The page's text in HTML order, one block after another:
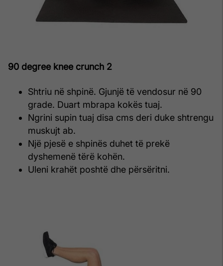
90 degree knee crunch 2
Shtriu në shpinë. Gjunjë të vendosur në 90
grade. Duart mbrapa kokës tuaj.
Ngrini supin tuaj disa cms deri duke shtrengu
muskujt ab.
Një pjesë e shpinës duhet të prekë
dyshemenë tërë kohën.
Uleni krahët poshtë dhe përsëritni.